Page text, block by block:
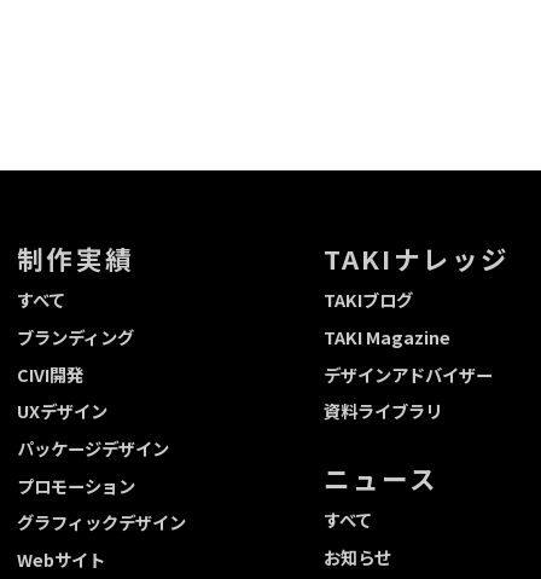
制作実績
すべて
ブランディング
CIVI開発
UXデザイン
パッケージデザイン
プロモーション
グラフィックデザイン
Webサイト
TAKIナレッジ
TAKIブログ
TAKI Magazine
デザインアドバイザー
資料ライブラリ
ニュース
すべて
お知らせ